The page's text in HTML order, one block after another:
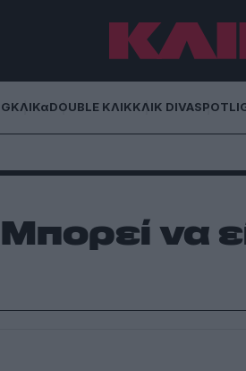
ΚΛΙΚαDOUBLE ΚΛΙΚΚΛΙΚ DIVA
να